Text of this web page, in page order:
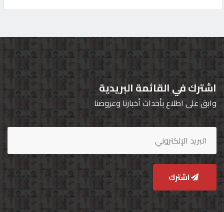
اشترك في القائمة البريدية
وابق على اطلاع بأحداث أخبارنا وعروضنا
اشترك